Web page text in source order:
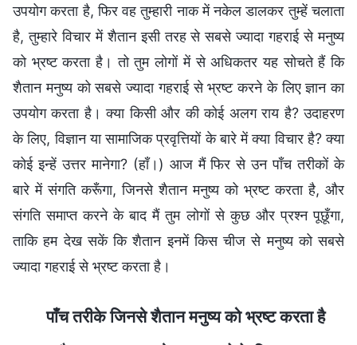
उपयोग करता है, फिर वह तुम्‍हारी नाक में नकेल डालकर तुम्‍हें चलाता
है, तुम्हारे विचार में शैतान इसी तरह से सबसे ज्यादा गहराई से मनुष्य
को भ्रष्ट करता है। तो तुम लोगों में से अधिकतर यह सोचते हैं कि
शैतान मनुष्य को सबसे ज्यादा गहराई से भ्रष्ट करने के लिए ज्ञान का
उपयोग करता है। क्या किसी और की कोई अलग राय है? उदाहरण
के लिए, विज्ञान या सामाजिक प्रवृत्तियों के बारे में क्या विचार है? क्या
कोई इन्हें उत्तर मानेगा? (हाँ।) आज मैं फिर से उन पाँच तरीकों के
बारे में संगति करूँगा, जिनसे शैतान मनुष्य को भ्रष्ट करता है, और
संगति समाप्त करने के बाद मैं तुम लोगों से कुछ और प्रश्न पूछूँगा,
ताकि हम देख सकें कि शैतान इनमें किस चीज से मनुष्य को सबसे
ज्यादा गहराई से भ्रष्ट करता है।
पाँच तरीके जिनसे शैतान मनुष्य को भ्रष्ट करता है